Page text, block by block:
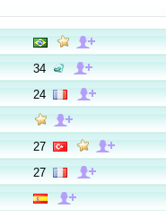
34
24
27
27